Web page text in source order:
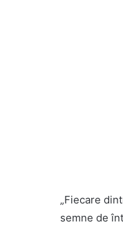
„Fiecare
semne de